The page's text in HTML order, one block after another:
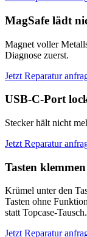
MagSafe lädt
Magnet voller
Diagnose zuerst.
Jetzt Reparatur
USB-C-Port
Stecker hält nicht
Jetzt Reparatur
Tasten
Krümel unter den
Tasten ohne
statt Topcase-Tausch.
Jetzt Reparatur